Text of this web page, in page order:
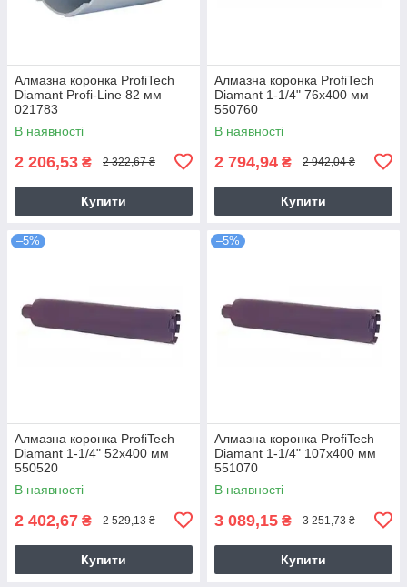
Алмазна коронка ProfiTech
Diamant Profi-Line 82 мм
021783
В наявності
2 206,53 ₴ 2 322,67 ₴
Купити
Алмазна коронка ProfiTech
Diamant 1-1/4" 76x400 мм
550760
В наявності
2 794,94 ₴ 2 942,04 ₴
Купити
–5%
Алмазна коронка ProfiTech
Diamant 1-1/4" 52x400 мм
550520
В наявності
2 402,67 ₴ 2 529,13 ₴
Купити
–5%
Алмазна коронка ProfiTech
Diamant 1-1/4" 107x400 мм
551070
В наявності
3 089,15 ₴ 3 251,73 ₴
Купити